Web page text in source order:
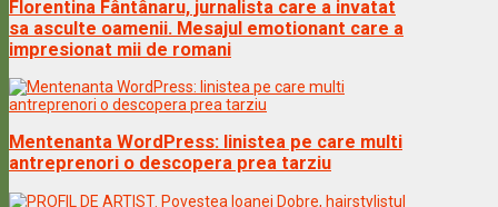
Florentina Fântânaru, jurnalista care a invatat
sa asculte oamenii. Mesajul emotionant care a
impresionat mii de romani
Mentenanta WordPress: linistea pe care multi
antreprenori o descopera prea tarziu